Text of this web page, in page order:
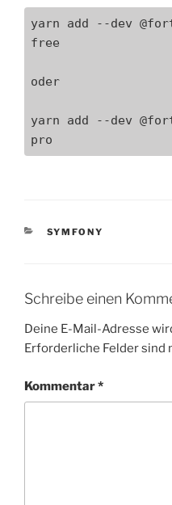
yarn add --dev
free
oder
yarn add --dev
pro
KATEGORIEN
SYMFONY
Schreibe einen
Deine E-Mail-Adresse
Erforderliche Felder sind
Kommentar*